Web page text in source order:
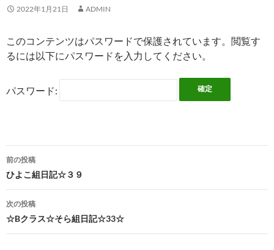
ッ 2022年1月21日 ADMIN
このコンテンツはパスワードで保護されています。閲覧す
るには以下にパスワードを入力してください。
パスワード:
投
稿
ナ
前の投稿
ひよこ組日記☆３９
次の投稿
☆Bクラス☆そら組日記☆33☆